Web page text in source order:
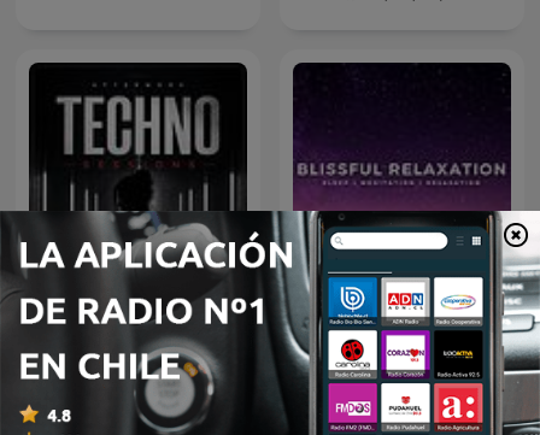
Afterwork Techno
Sessions – Techno
Podcast, Raw & Hypnotic
Techno Mixes
Sleep Meditation Music -
Relaxing Music for Sleep,
Meditation & Relaxation